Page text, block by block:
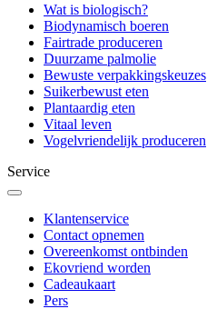
Wat is biologisch?
Biodynamisch boeren
Fairtrade produceren
Duurzame palmolie
Bewuste verpakkingskeuzes
Suikerbewust eten
Plantaardig eten
Vitaal leven
Vogelvriendelijk produceren
Service
Klantenservice
Contact opnemen
Overeenkomst ontbinden
Ekovriend worden
Cadeaukaart
Pers